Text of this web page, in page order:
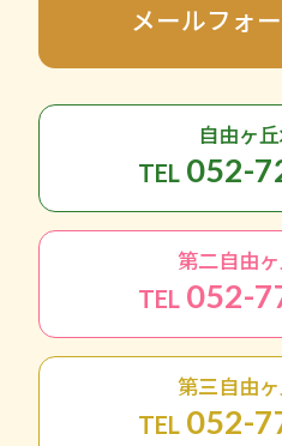
メールフォ
自由ヶ
TEL 052-
第二自由
TEL 052-
第三自由
TEL 052-